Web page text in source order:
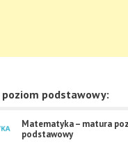
podstawowy:
Matematyka – matura
podstawowy